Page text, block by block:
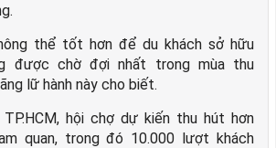
thể tốt hơn để du khách sở hữu
được chờ đợi nhất trong mùa thu
lữ hành này cho biết.
hội chợ dự kiến thu hút hơn
quan, trong đó 10.000 lượt khách